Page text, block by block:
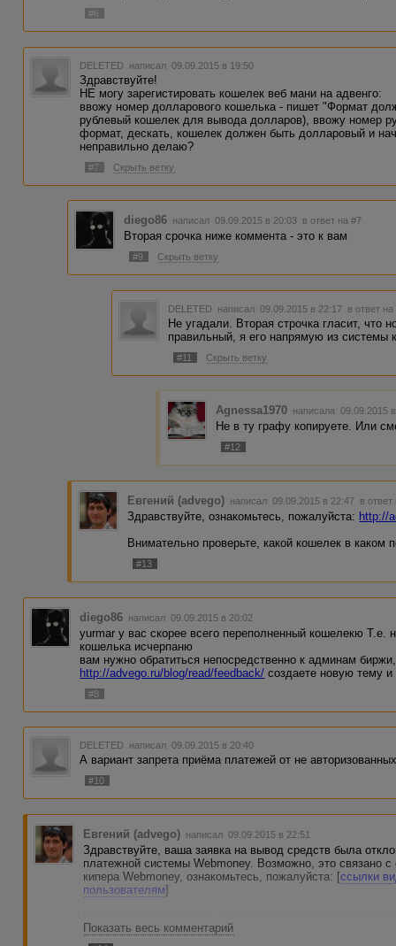
#6
DELETED написал 09.09.2015 в 19:50
Здравствуйте!
НЕ могу зарегистировать кошелек веб мани на адвенго:
ввожу номер долларового кошелька - пишет "Формат
рублевый кошелек для вывода долларов), ввожу номер
формат, дескать, кошелек должен быть долларовый и
неправильно делаю?
#7 Скрыть ветку
diego86 написал 09.09.2015 в 20:03 в ответ на #7
Вторая срочка ниже коммента - это к вам
#9 Скрыть ветку
DELETED написал 09.09.2015 в 22:17 в ответ на
Не угадали. Вторая строчка гласит, что
правильный, я его напрямую из
#11 Скрыть ветку
Agnessa1970 написала 09.09.2015
Не в ту графу копируете. Или
#12
Евгений (advego) написал 09.09.2015 в 22:47 в ответ
Здравствуйте, ознакомьтесь, пожалуйста: http://
Внимательно проверьте, какой кошелек в каком
#13
diego86 написал 09.09.2015 в 20:02
yurmar у вас скорее всего переполненный кошелекю Т.е.
кошелька исчерпаню
вам нужно обратиться непосредственно к админам
http://advego.ru/blog/read/feedback/ создаете новую тему
#8
DELETED написал 09.09.2015 в 20:40
А вариант запрета приёма платежей от не
#10
Евгений (advego) написал 09.09.2015 в 22:51
Здравствуйте, ваша заявка на вывод средств была
платежной системы Webmoney. Возможно, это связано
кипера Webmoney, ознакомьтесь, пожалуйста: [ссылки
пользователям]
вашего кипера - 200 WMZ, если у вас не подключено
подтверждение по SMS включено, при этом
Показать весь комментарий